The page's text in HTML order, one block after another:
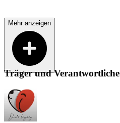
Mehr anzeigen
Träger und Verantwortliche